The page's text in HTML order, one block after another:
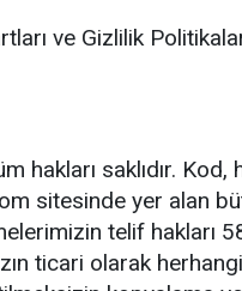
ve Gizlilik
hakları saklıdır.
sitesinde yer alan
telif hakları
ticari olarak